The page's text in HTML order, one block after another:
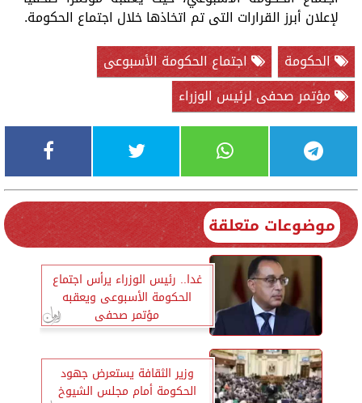
لإعلان أبرز القرارات التى تم اتخاذها خلال اجتماع الحكومة.
الحكومة
اجتماع الحكومة الأسبوعى
مؤتمر صحفى لرئيس الوزراء
موضوعات متعلقة
غدا.. رئيس الوزراء يرأس اجتماع
الحكومة الأسبوعى ويعقبه
مؤتمر صحفى
وزير الثقافة يستعرض جهود
الحكومة أمام مجلس الشيوخ